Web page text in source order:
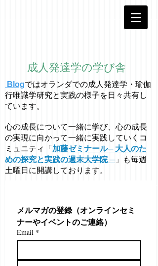
成人発達学の学び舎
Blogではオラ ンダでの成人発達学・ 瑜伽
行唯識学研究と実践の様子を日々共有し
ています。
心の成長について一緒に学び、心の成長
の実現に向かって一緒に実践していくコ
ミュニティ「 加藤ゼミナール─ 大人のた
めの探究と実践の週末大学院 ─」も毎週
土曜日に開講しております。
メルマガの登録（オンラインセミ
ナーやイベントのご連絡）
Email *